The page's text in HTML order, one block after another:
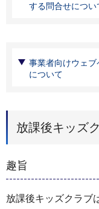
する問合せについ
事業者向けウェブ
について
放課後キッズ
趣旨
放課後キッズクラブ